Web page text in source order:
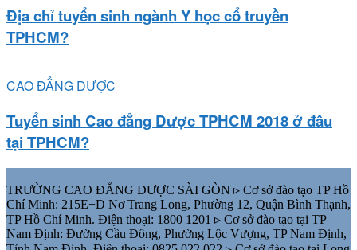
Địa chỉ tuyển sinh ngành Y học cổ truyền
TPHCM?
CAO ĐẲNG DƯỢC
Tuyển sinh Cao đẳng Dược TPHCM 2018 ở đâu
tại TPHCM?
TRƯỜNG CAO ĐẲNG DƯỢC SÀI GÒN ▹ Cơ sở đào tạo TP Hồ
Chí Minh: 215E+D Nơ Trang Long, Phường 12, Quận Bình Thạnh,
TP Hồ Chí Minh. Điện thoại: 1800 1201 ▹ Cơ sở đào tạo tại TP
Nam Định: Đường Cầu Đông, Phường Lộc Vượng, TP Nam Định,